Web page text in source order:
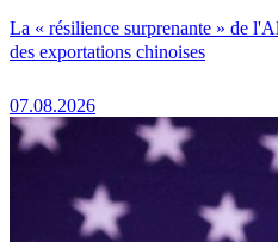
La « résilience surprenante » de
des exportations chinoises
07.08.2026